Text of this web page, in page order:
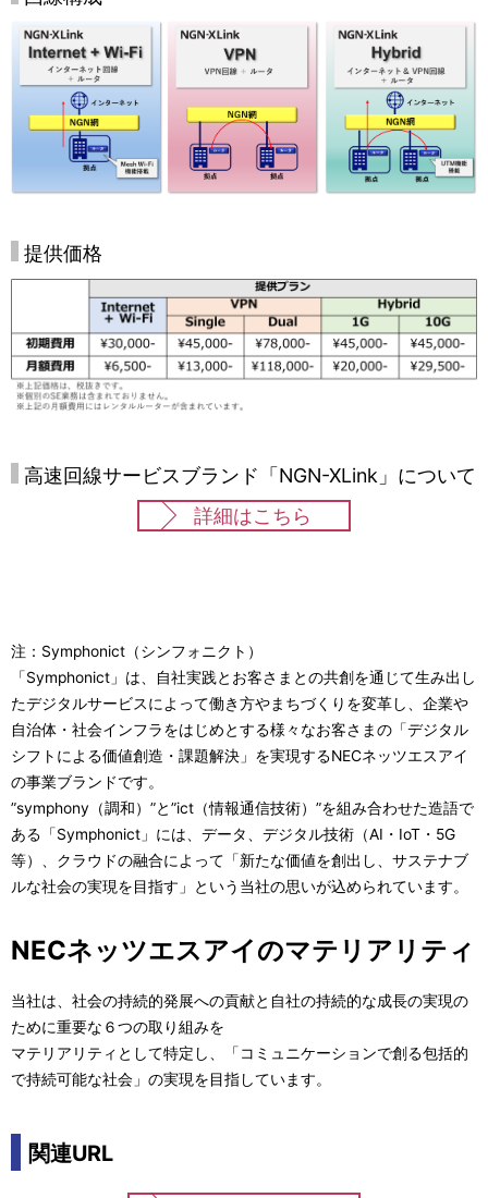
提供価格
高速回線サービスブランド「NGN-XLink」について
詳細はこちら
注：Symphonict（シンフォニクト）
「Symphonict」は、自社実践とお客さまとの共創を通じて生み出し
たデジタルサービスによって働き方やまちづくりを変革し、企業や
自治体・社会インフラをはじめとする様々なお客さまの「デジタル
シフトによる価値創造・課題解決」を実現するNECネッツエスアイ
の事業ブランドです。
”symphony（調和）”と”ict（情報通信技術）”を組み合わせた造語で
ある「Symphonict」には、データ、デジタル技術（AI・IoT・5G
等）、クラウドの融合によって「新たな価値を創出し、サステナブ
ルな社会の実現を目指す」という当社の思いが込められています。
NECネッツエスアイのマテリアリティ
当社は、社会の持続的発展への貢献と自社の持続的な成長の実現の
ために重要な６つの取り組みを
マテリアリティとして特定し、「コミュニケーションで創る包括的
で持続可能な社会」の実現を目指しています。
関連URL